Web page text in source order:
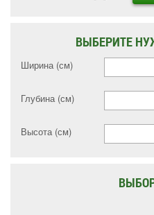
ВЫБЕРИТЕ
Ширина (см)
Глубина (см)
Высота (см)